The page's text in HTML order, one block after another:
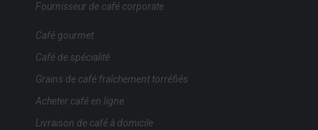
Fournisseur de café corporate
Café gourmet
Café de spécialité
Grains de café fraîchement torréfiés
Acheter café en ligne
Livraison de café à domicile